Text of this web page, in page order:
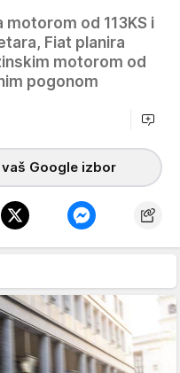
od 113KS i
Fiat planira
motorom od
pogonom
Google izbor